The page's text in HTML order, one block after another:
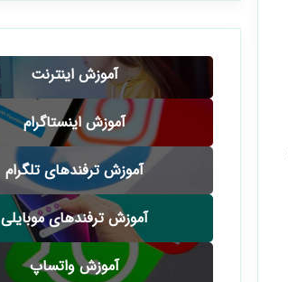
آموزش اینترنت
آموزش اینستاگرام
آموزش ترفندهای تلگرام
آموزش ترفندهای موبایلی
آموزش واتساپ